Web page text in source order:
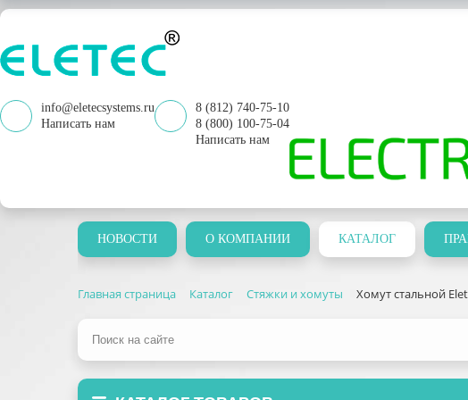
info@eletecsystems.ru
Написать нам
8 (812) 740-75-10
8 (800) 100-75-04
Написать нам
НОВОСТИ О КОМПАНИИ КАТАЛОГ
Главная страница Каталог Стяжки и хомуты Хомут стальной